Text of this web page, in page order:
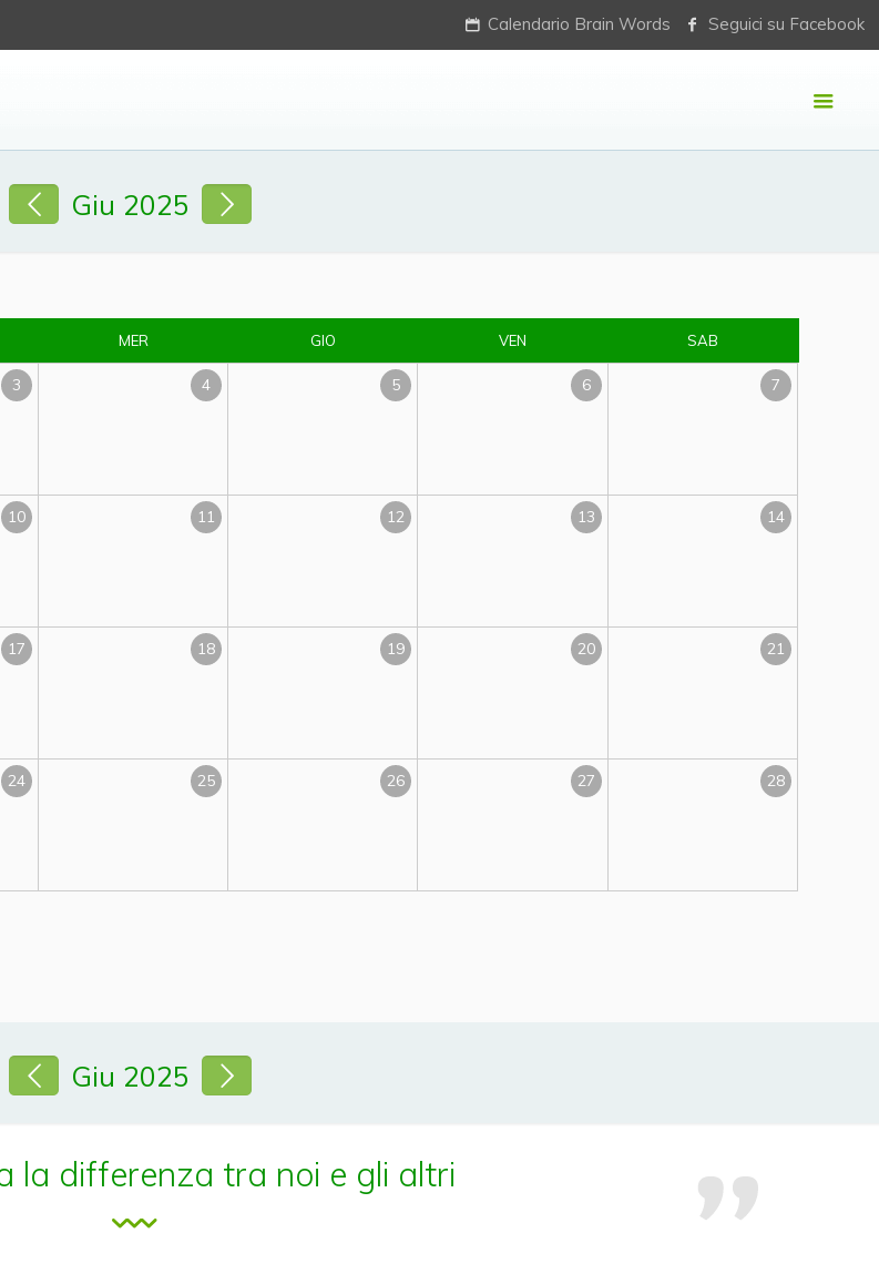
Calendario Brain Words Seguici su Facebook
Giu 2025
MER GIO VEN SAB
3 4 5 6 7
10 11 12 13 14
17 18 19 20 21
24 25 26 27 28
Giu 2025
la differenza tra noi e gli altri